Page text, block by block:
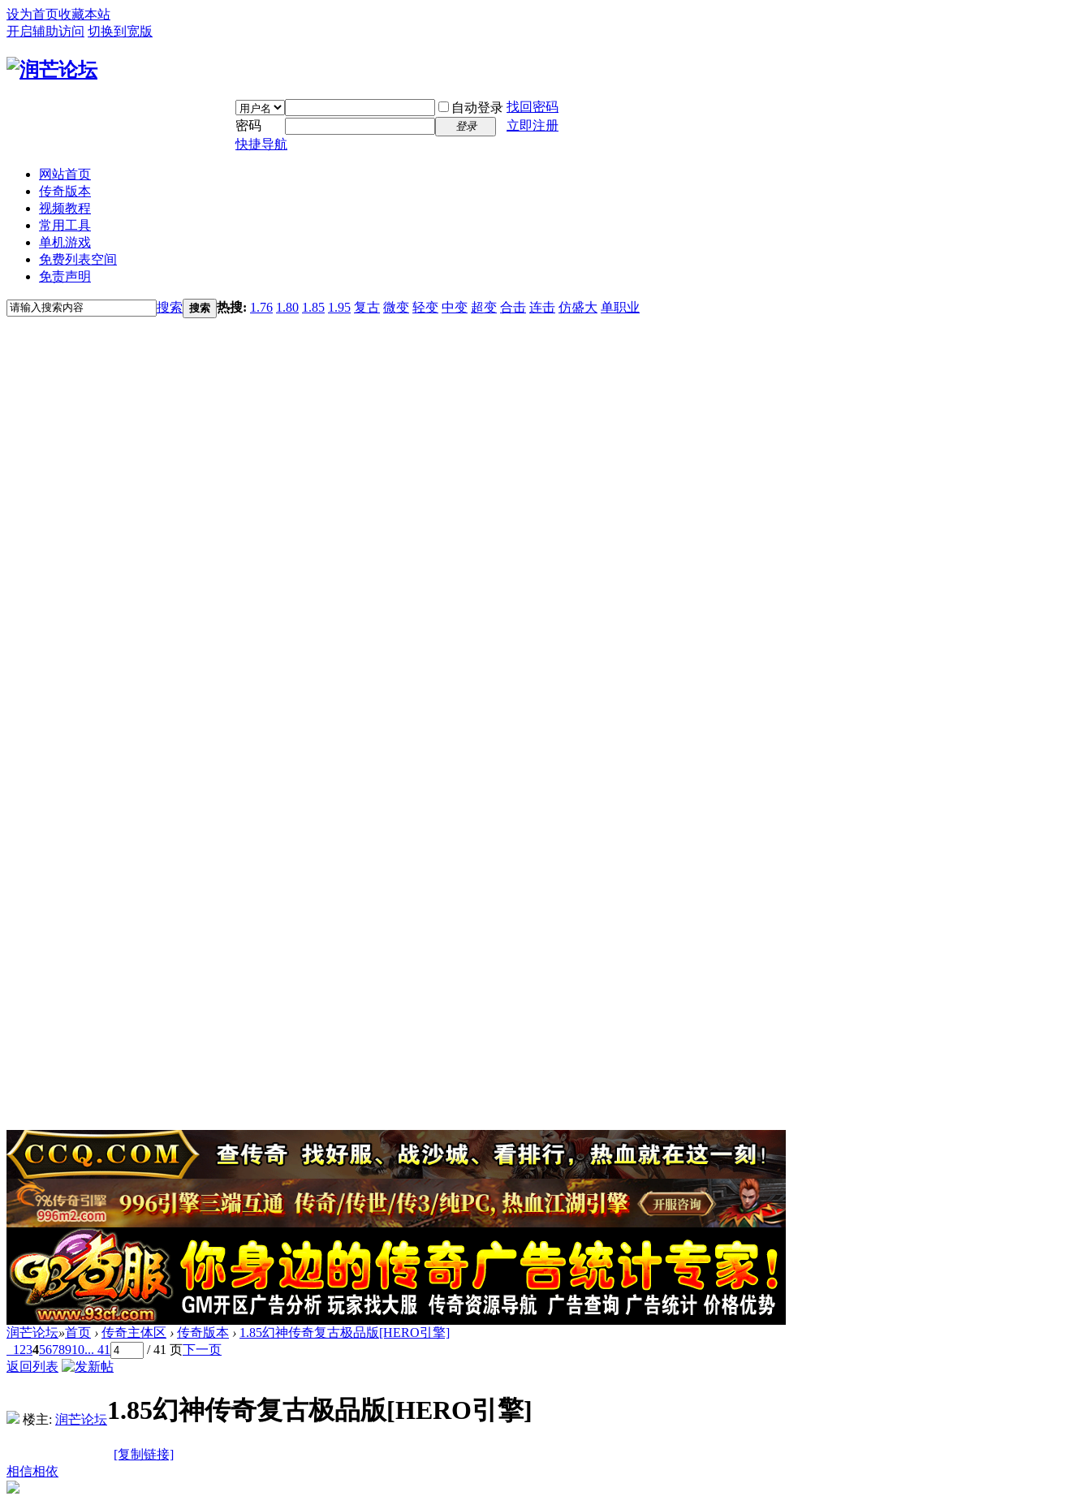
设为首页收藏本站
开启辅助访问 切换到宽版
自动登录 找回密码
密码
登录
立即注册
快捷导航
网站首页
传奇版本
视频教程
常用工具
单机游戏
免费列表空间
免责声明
搜索 搜索 热搜: 1.76 1.80 1.85 1.95 复古 微变 轻变 中变 超变 合击 连击 仿盛大 单职业
润芒论坛»首页 › 传奇主体区 › 传奇版本 › 1.85幻神传奇复古极品版[HERO引擎]
1 2345678910... 41 / 41 页下一页
返回列表
楼主: 润芒论坛1.85幻神传奇复古极品版[HERO引擎]
[复制链接]
相信相依